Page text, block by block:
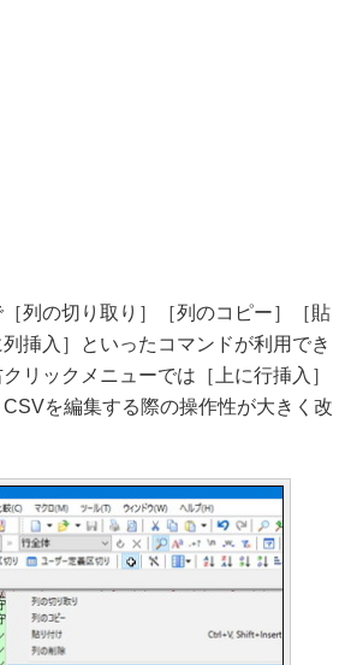
列の切り取り］［列のコピー］［貼
挿入］といったコマンドが利用でき
リックメニューでは［上に行挿入］
を編集する際の操作性が大きく改